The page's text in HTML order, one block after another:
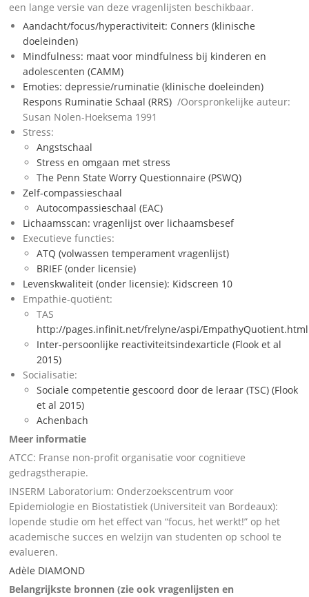
een lange versie van deze vragenlijsten beschikbaar.
Aandacht/focus/hyperactiviteit: Conners (klinische
doeleinden)
Mindfulness: maat voor mindfulness bij kinderen en
adolescenten (CAMM)
Emoties: depressie/ruminatie (klinische doeleinden)
Respons Ruminatie Schaal (RRS) /Oorspronkelijke auteur:
Susan Nolen-Hoeksema 1991
Stress:
Angstschaal
Stress en omgaan met stress
The Penn State Worry Questionnaire (PSWQ)
Zelf-compassieschaal
Autocompassieschaal (EAC)
Lichaamsscan: vragenlijst over lichaamsbesef
Executieve functies:
ATQ (volwassen temperament vragenlijst)
BRIEF (onder licensie)
Levenskwaliteit (onder licensie): Kidscreen 10
Empathie-quotiënt:
TAS
http://pages.infinit.net/frelyne/aspi/EmpathyQuotient.html
Inter-persoonlijke reactiviteitsindexarticle (Flook et al
2015)
Socialisatie:
Sociale competentie gescoord door de leraar (TSC) (Flook
et al 2015)
Achenbach
Meer informatie
ATCC: Franse non-profit organisatie voor cognitieve
gedragstherapie.
INSERM Laboratorium: Onderzoekscentrum voor
Epidemiologie en Biostatistiek (Universiteit van Bordeaux):
lopende studie om het effect van “focus, het werkt!” op het
academische succes en welzijn van studenten op school te
evalueren.
Adèle DIAMOND
Belangrijkste bronnen (zie ook vragenlijsten en